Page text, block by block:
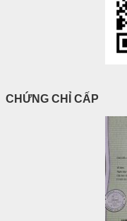
CHỨNG CHỈ CẤP